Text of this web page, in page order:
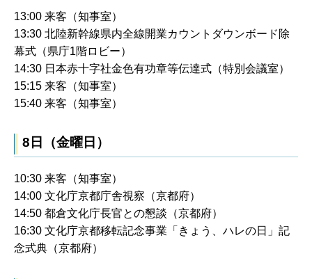
13:00 来客（知事室）
13:30 北陸新幹線県内全線開業カウントダウンボード除
幕式（県庁1階ロビー）
14:30 日本赤十字社金色有功章等伝達式（特別会議室）
15:15 来客（知事室）
15:40 来客（知事室）
8日（金曜日）
10:30 来客（知事室）
14:00 文化庁京都庁舎視察（京都府）
14:50 都倉文化庁長官との懇談（京都府）
16:30 文化庁京都移転記念事業「きょう、ハレの日」記
念式典（京都府）